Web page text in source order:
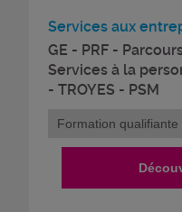
Services aux
GE - PRF -
Services à la
- TROYES - PSM
Formation qualifiante